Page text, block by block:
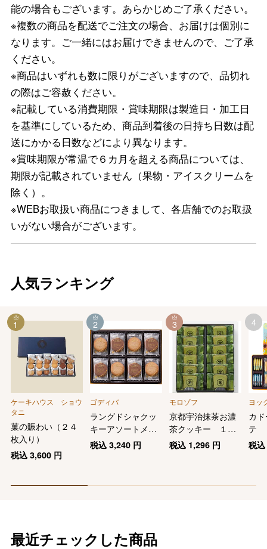
能の場合もございます。あらかじめご了承ください。
※複数の商品を配送でご注文の場合、お届けは個別に
なります。ご一緒にはお届けできませんので、ご了承
ください。
※商品はいずれも数に限りがございますので、品切れ
の際はご容赦ください。
※記載している消費期限・賞味期限は製造日・加工日
を基準にしているため、商品到着後の日持ち日数は配
送にかかる日数などにより異なります。
※賞味期限が常温で６カ月を超える商品については、
期限が記載されていません（果物・アイスクリームを
除く）。
※WEBお取扱い商品につきまして、各店舗でのお取扱
いがない場合がございます。
人気ランキング
ケーキハウス ショウ
タニ
菓の賑わい（２４
枚入り）
税込 3,600円
1
ゴディバ
ラングドシャクッ
キーアソートメン
ト
税込3,240 円
2
モロゾフ
京都宇治抹茶お濃
茶クッキー １２
個
税込 1,296 円
3
ヨッ
カ
テ
税
4
最近チェックした商品